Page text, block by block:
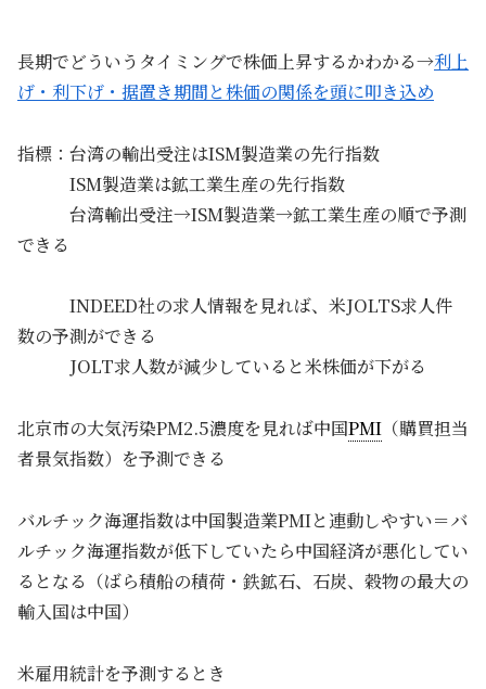
長期でどういうタイミングで株価上昇するかわかる→利上
げ・利下げ・据置き期間と株価の関係を頭に叩き込め
指標：台湾の輸出受注はISM製造業の先行指数
ISM製造業は鉱工業生産の先行指数
台湾輸出受注→ISM製造業→鉱工業生産の順で予測
できる
INDEED社の求人情報を見れば、米JOLTS求人件
数の予測ができる
JOLT求人数が減少していると米株価が下がる
北京市の大気汚染PM2.5濃度を見れば中国PMI （購買担当
者景気指数）を予測できる
バルチック海運指数は中国製造業PMIと連動しやすい＝バ
ルチック海運指数が低下していたら中国経済が悪化してい
るとなる（ばら積船の積荷・鉄鉱石、石炭、穀物の最大の
輸入国は中国）
米雇用統計を予測するとき